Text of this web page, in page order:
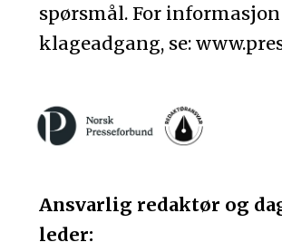
spørsmål. For
klageadgang, se:
Ansvarlig redaktør og
leder: